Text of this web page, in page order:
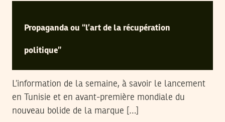
Propaganda ou “l’art de la récupération
politique”
L’information de la semaine, à savoir le lancement
en Tunisie et en avant-première mondiale du
nouveau bolide de la marque […]